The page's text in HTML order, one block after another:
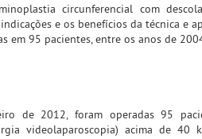
circunferencial com
e os benefícios da técnica e
em 95 pacientes, entre os anos de
de 2012, foram operadas 95
videolaparoscopia) acima de 40